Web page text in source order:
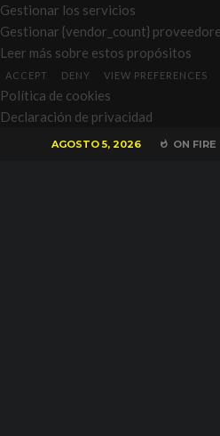
Gestionar los servicios
Gestionar {vendor_count}
Leer más sobre estos propósitos
ACCEPT DENY VIEW PREFERENCES
Política de cookies
Declaración de privacidad
AGOSTO 5, 2026 ON FIRE